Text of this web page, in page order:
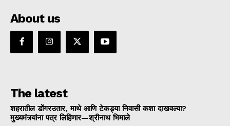
About us
The latest
शहरातील डोंगरउतार, माथे आणि टेकड्या निवासी कशा दाखवल्या?
मुख्यमंत्र्यांना पत्र लिहिणार—श्रीनाथ भिमाले